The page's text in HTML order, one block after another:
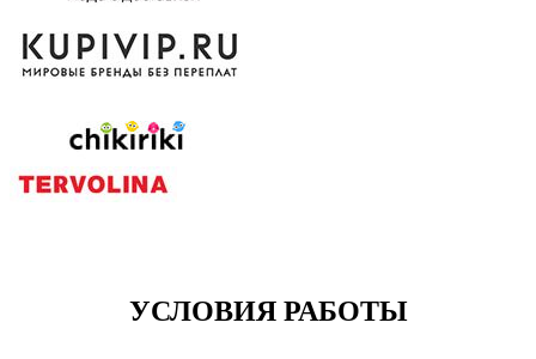
УСЛОВИЯ РАБОТЫ